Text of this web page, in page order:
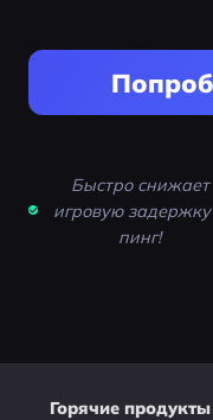
Быстро снижает
игровую
пинг!
Горячие продукты